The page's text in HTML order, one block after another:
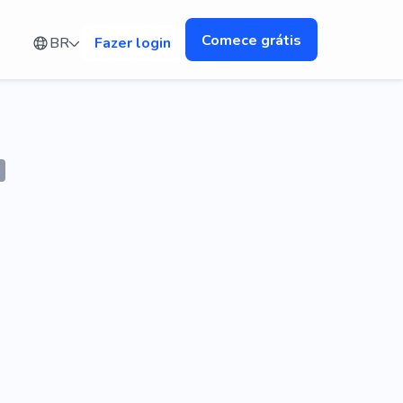
BR Fazer login Comece grátis